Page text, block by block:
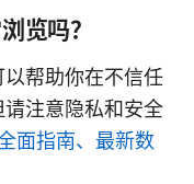
览吗？
帮助你在不信任
注意隐私和安全
面指南、最新数